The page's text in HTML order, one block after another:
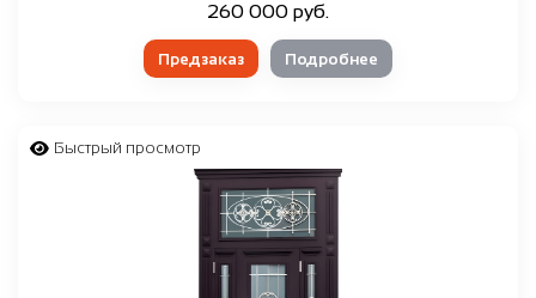
260 000 руб.
Предзаказ Подробнее
Быстрый просмотр